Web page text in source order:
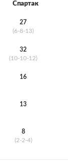
Спартак
27
(6-8-13)
32
(10-10-12)
16
13
8
(2-2-4)